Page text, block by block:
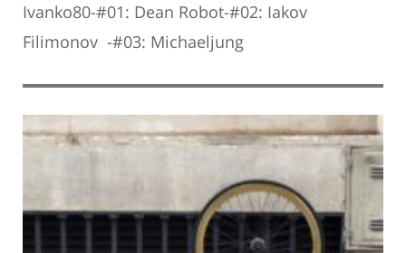
Ivanko80-#01: Dean Robot-#02: Iakov
Filimonov -#03: Michaeljung